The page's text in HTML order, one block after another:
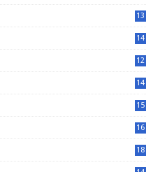
13
14
12
14
15
16
18